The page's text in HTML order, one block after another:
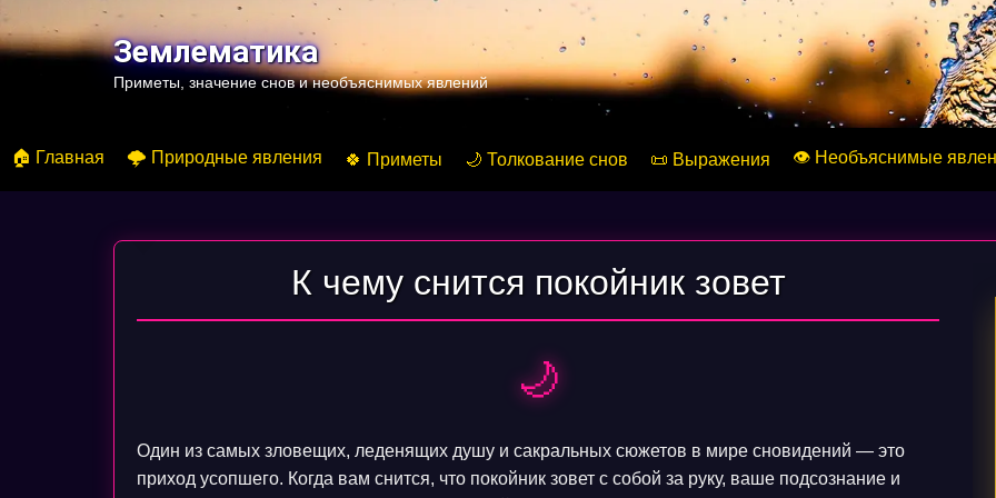
к
содержимомуЗемлематика
Приметы, значение снов и необъяснимых явлений
🏠 Главная 🌩️ Природные явления 🍀 Приметы 🌙 Толкование снов 📜 Выражения 👁️ Необъяснимые
К чему снится покойник зовет
🌙
Один из самых зловещих, леденящих душу и сакральных сюжетов в мире сновидений — это
приход усопшего. Когда вам снится, что покойник зовет с собой за руку, ваше подсознание и